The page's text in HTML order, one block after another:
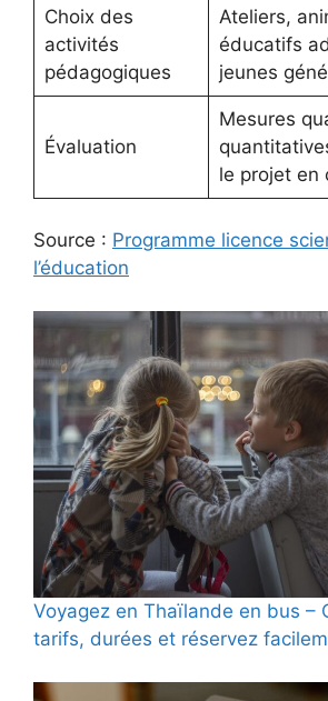
Choix des
activités
pédagogiques
Ateliers,
éducatifs
jeunes
Évaluation
Mesures
le projet en
Source : Programme licence
l’éducation
Voyagez en Thaïlande en bus –
tarifs, durées et réservez